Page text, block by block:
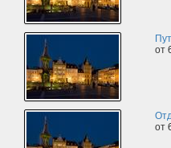
от
от